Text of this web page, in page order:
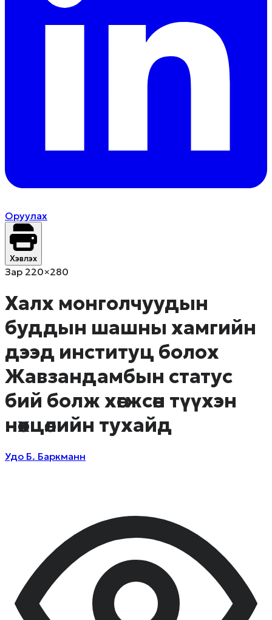
Оруулах
Хэвлэх
Зар 220×280
Халх монголчуудын
буддын шашны хамгийн
дээд институц болох
Жавзандамбын статус
бий болж хөгжсөн түүхэн
нөхцөлийн тухайд
Удо Б. Баркманн